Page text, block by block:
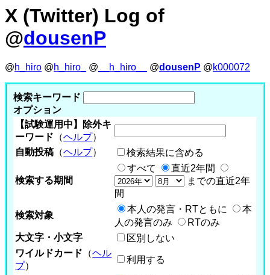
X (Twitter) Log of
@dousenP
@h_hiro @h_hiro_ @ __h_hiro__ @dousenP @k000072
検索キーワード
オプション
【試験運用中】除外キ
ーワード （ヘルプ）
自動投稿 （ヘルプ） 検索結果に含める
検索する期間
すべて
直近2年間
までの直近2年
間
検索対象
本人の発言・RTともに
本
人の発言のみ
RTのみ
大文字・小文字
区別しない
ワイルドカード （ヘル
プ）
利用する